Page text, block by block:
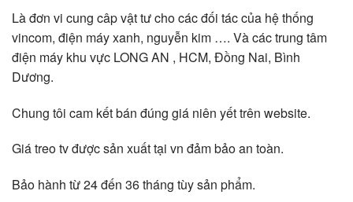
Là đơn vi cung câp vật tư cho các đối tác của hệ thống
vincom, điện máy xanh, nguyễn kim …. Và các trung tâm
điện máy khu vực LONG AN , HCM, Đồng Nai, Bình
Dương.
Chung tôi cam kết bán đúng giá niên yết trên website.
Giá treo tv được sản xuất tại vn đảm bảo an toàn.
Bảo hành từ 24 đến 36 tháng tùy sản phẩm.